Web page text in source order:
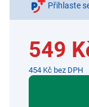
Přihlaste
549
454 Kč bez DPH